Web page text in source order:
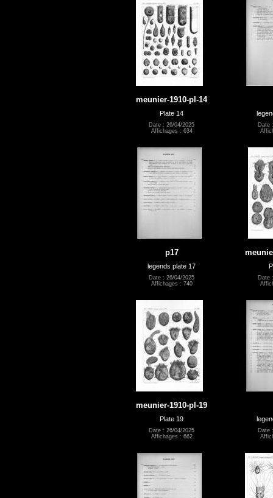
meunier-1910-pl-14
Plate 14
Date : 26/04/2025
Affichages : 634
Date
p17
legends plate 17
Date : 26/04/2025
Affichages : 740
Date
meunier-1910-pl-19
Plate 19
Date : 26/04/2025
Affichages : 662
Date